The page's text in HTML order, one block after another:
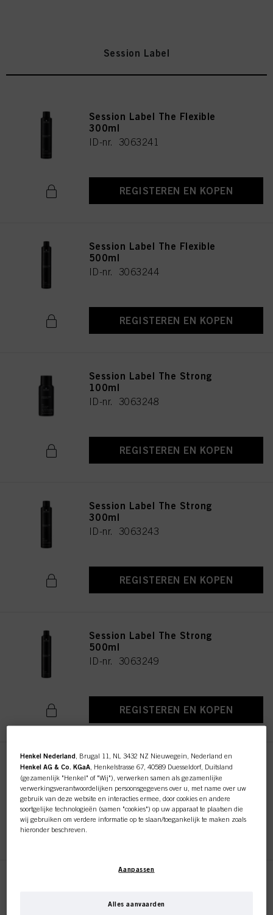
Session Label
Session Label The Flexible
300ml
ID-nr. 3063241
REGISTEREN EN KOPEN
Session Label The Flexible
500ml
ID-nr. 3063244
REGISTEREN EN KOPEN
Session Label The Strong
100ml
ID-nr. 3063248
REGISTEREN EN KOPEN
Session Label The Strong
300ml
ID-nr. 3063243
REGISTEREN EN KOPEN
Session Label The Strong
500ml
ID-nr. 3063249
REGISTEREN EN KOPEN
Session Label The Coat 300ml
ID-nr. 2885535
ID-nr. 3063226
Henkel Nederland , Brugal 11, NL 3432 NZ Nieuwegein, Nederland en
Henkel AG & Co. KGaA , Henkelstrasse 67, 40589 Duesseldorf, Duitsland
(gezamenlijk "Henkel" of "Wij"), verwerken samen als gezamenlijke
verwerkingsverantwoordelijken persoonsgegevens over u, met name over uw
gebruik van deze website en interacties ermee, door cookies en andere
soortgelijke technologieën (samen "cookies") op uw apparaat te plaatsen die
wij gebruiken om verdere informatie op te slaan/toegankelijk te maken zoals
hieronder beschreven.
aangegeven in onze Gegevensbeschermingsverklaring waarnaar een link in
te meten en te optimaliseren, om u
Aanpassen
Alles aanvaarden